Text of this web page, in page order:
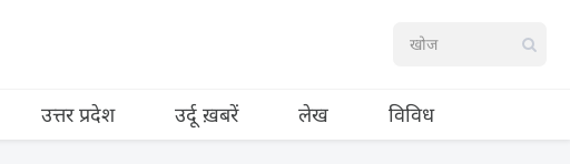
उत्तर प्रदेश उर्दू ख़बरें लेख विविध